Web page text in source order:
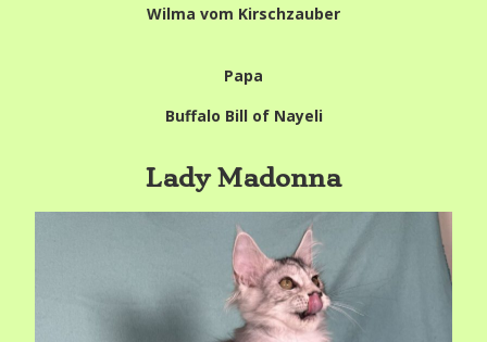
Wilma vom Kirschzauber
Papa
Buffalo Bill of Nayeli
Lady Madonna